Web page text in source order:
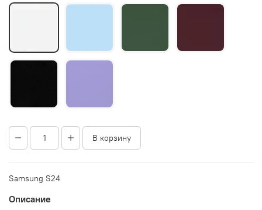
В корзину
Samsung S24
Описание